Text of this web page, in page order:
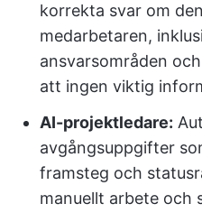
korrekta svar om
medarbetaren,
ansvarsområden
att ingen viktig
AI-projektledare:
avgångsuppgifter
framsteg och
manuellt arbete och